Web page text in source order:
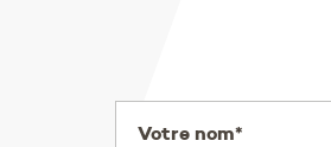
Votre nom*